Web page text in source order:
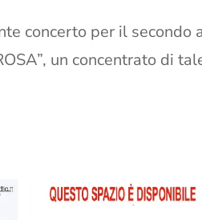
concerto per il
un concentrato di